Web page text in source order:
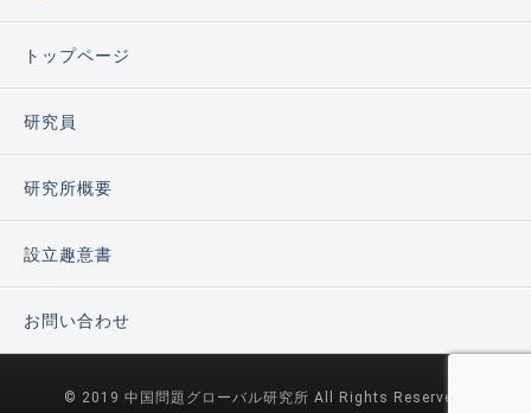
トップページ
研究員
研究所概要
設立趣意書
お問い合わせ
© 2019 中国問題グローバル研究所 All Rights Reserved.